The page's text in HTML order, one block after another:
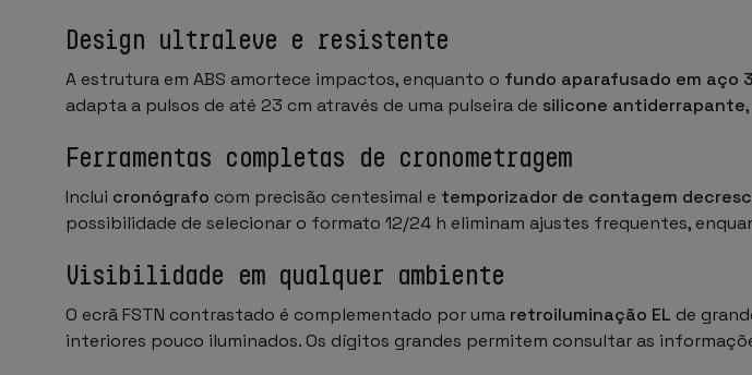
Design ultraleve e resistente
A estrutura em ABS amortece impactos, enquanto o fundo aparafusado em aço
adapta a pulsos de até 23 cm através de uma pulseira de silicone antiderrapante
Ferramentas completas de cronometragem
Inclui cronógrafo com precisão centesimal e temporizador de contagem
possibilidade de selecionar o formato 12/24 h eliminam ajustes frequentes,
Visibilidade em qualquer ambiente
O ecrã FSTN contrastado é complementado por uma retroiluminação EL de
interiores pouco iluminados. Os dígitos grandes permitem consultar as